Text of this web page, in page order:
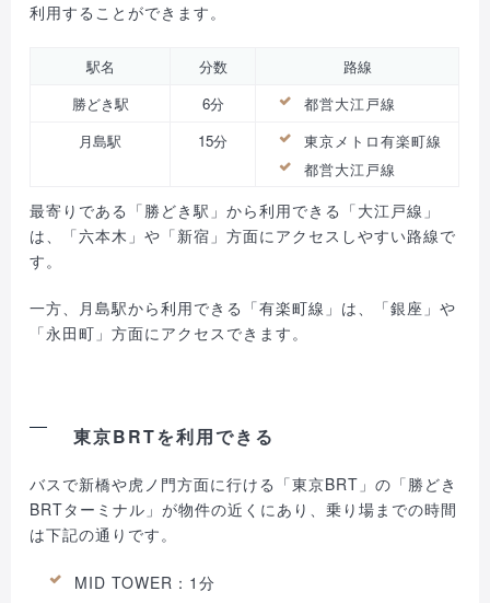
利用することができます。
駅名 分数
路線
勝どき駅
6分
都営大江戸線
月島駅
15分
東京メトロ有楽町線
都営大江戸線
最寄りである「勝どき駅」から利用できる「大江戸線」
は、「六本木」や「新宿」方面にアクセスしやすい路線で
す。
一方、月島駅から利用できる「有楽町線」は、「銀座」や
「永田町」方面にアクセスできます。
東京BRTを利用できる
バスで新橋や虎ノ門方面に行ける「東京BRT」の「勝どき
BRTターミナル」が物件の近くにあり、乗り場までの時間
は下記の通りです。
MID TOWER：1分